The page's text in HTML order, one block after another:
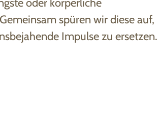
oder körperliche
spüren wir diese auf,
Impulse zu ersetzen.